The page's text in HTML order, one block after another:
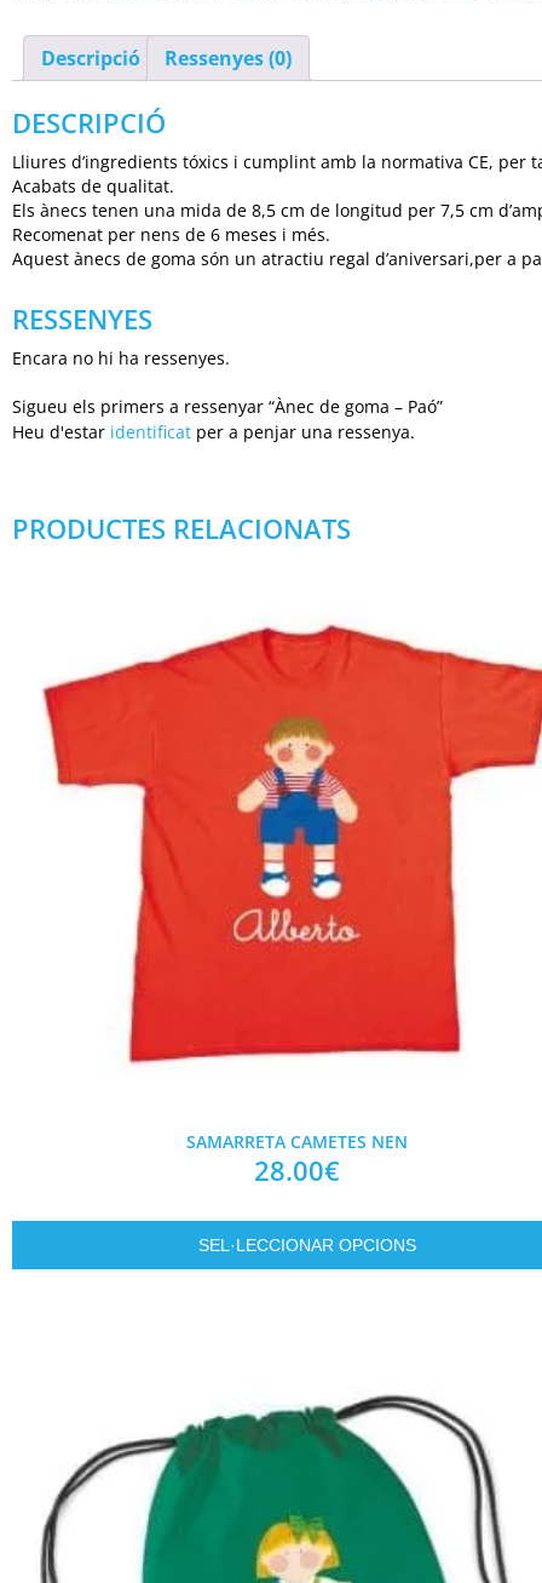
Descripció Ressenyes (0)
DESCRIPCIÓ
Lliures d’ingredients tóxics i cumplint amb la normativa CE,
Acabats de qualitat.
Els ànecs tenen una mida de 8,5 cm de longitud per 7,5 cm
Recomenat per nens de 6 meses i més.
Aquest ànecs de goma són un atractiu regal d’aniversari,per a
RESSENYES
Encara no hi ha ressenyes.
Sigueu els primers a ressenyar “Ànec de goma – Paó”
Heu d'estar identificat per a penjar una ressenya.
PRODUCTES RELACIONATS
SAMARRETA CAMETES NEN
28.00€
SEL·LECCIONAR OPCIONS